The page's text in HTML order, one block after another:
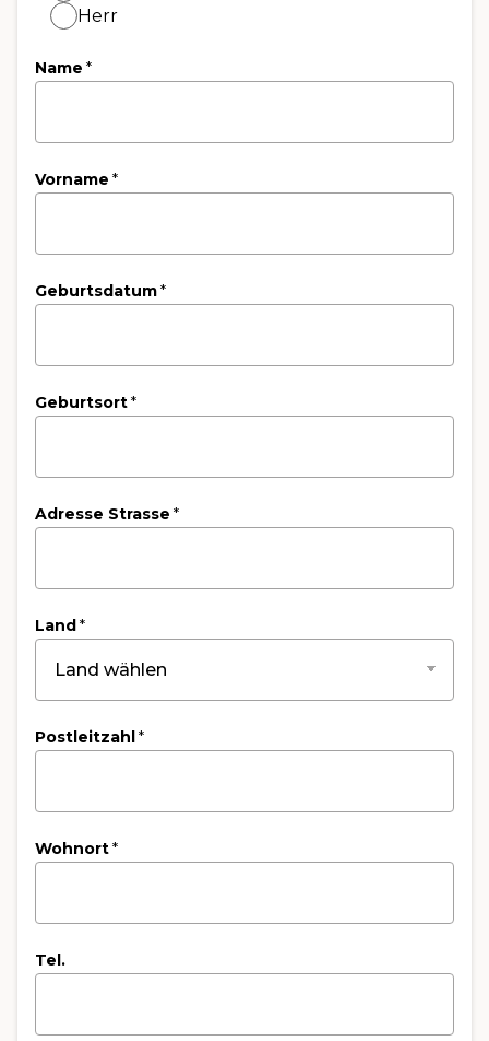
Herr
Name *
Vorname *
Geburtsdatum*
Geburtsort*
Adresse Strasse *
Land *
Postleitzahl *
Wohnort*
Tel.